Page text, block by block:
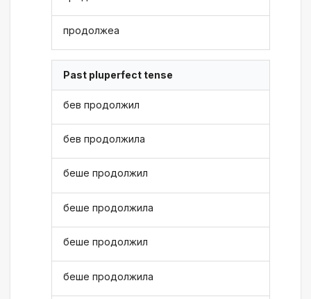
продолжеа
Past pluperfect tense
бев продолжил
бев продолжила
беше продолжил
беше продолжила
беше продолжил
беше продолжила